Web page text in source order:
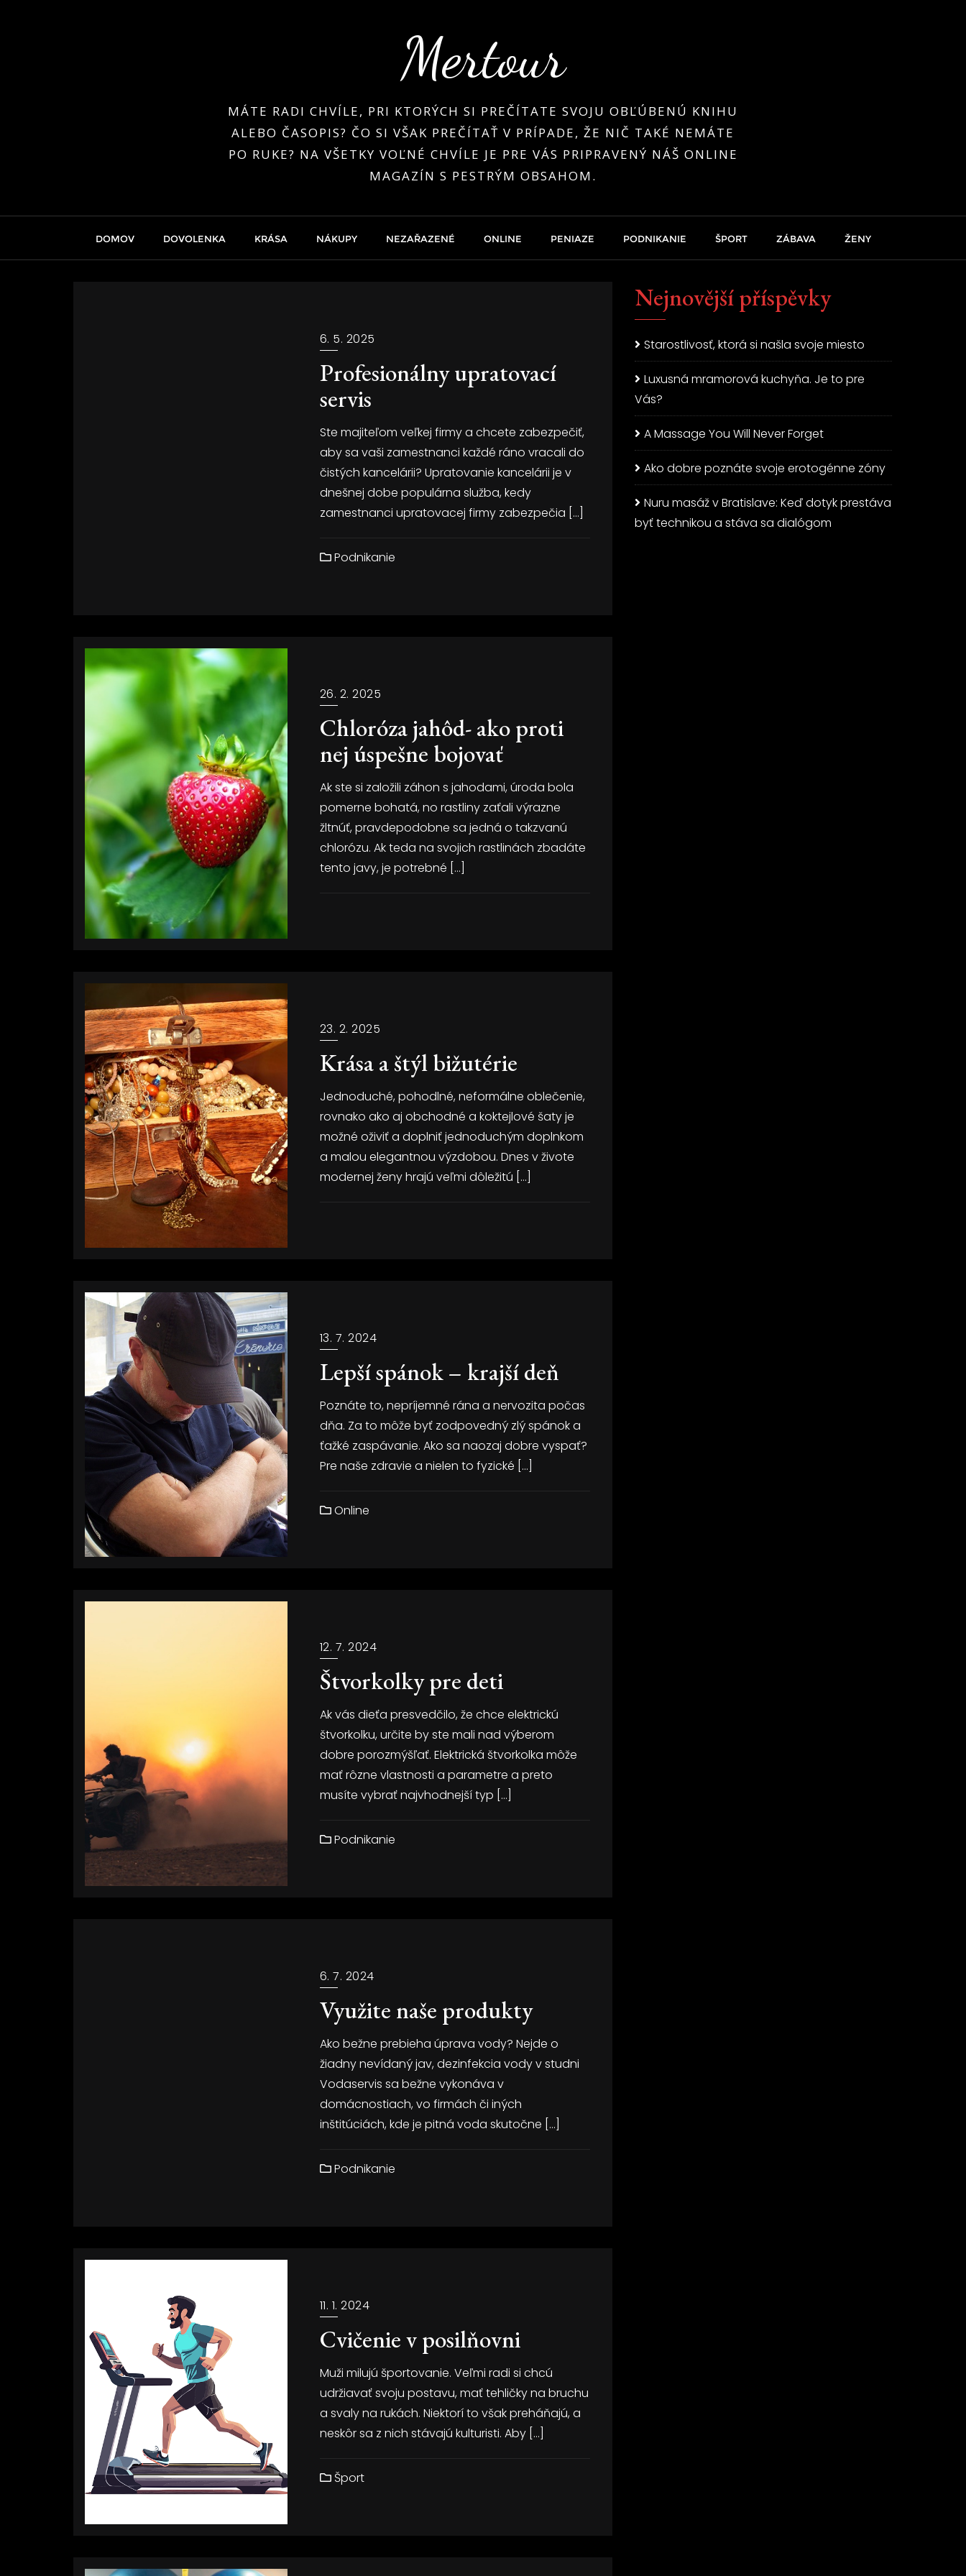
Mertour
MÁTE RADI CHVÍLE, PRI KTORÝCH SI PREČÍTATE SVOJU OBĽÚBENÚ KNIHU
ALEBO ČASOPIS? ČO SI VŠAK PREČÍTAŤ V PRÍPADE, ŽE NIČ TAKÉ NEMÁTE
PO RUKE? NA VŠETKY VOĽNÉ CHVÍLE JE PRE VÁS PRIPRAVENÝ NÁŠ ONLINE
MAGAZÍN S PESTRÝM OBSAHOM.
DOMOV DOVOLENKA KRÁSA NÁKUPY NEZAŘAZENÉ ONLINE PENIAZE PODNIKANIE ŠPORT ZÁBAVA ŽENY
6. 5. 2025
Profesionálny upratovací
servis
Ste majiteľom veľkej firmy a chcete zabezpečiť,
aby sa vaši zamestnanci každé ráno vracali do
čistých kancelárii? Upratovanie kancelárii je v
dnešnej dobe populárna služba, kedy
zamestnanci upratovacej firmy zabezpečia […]
Podnikanie
26. 2. 2025
Chloróza jahôd- ako proti
nej úspešne bojovať
Ak ste si založili záhon s jahodami, úroda bola
pomerne bohatá, no rastliny zaťali výrazne
žltnúť, pravdepodobne sa jedná o takzvanú
chlorózu. Ak teda na svojich rastlinách zbadáte
tento javy, je potrebné […]
23. 2. 2025
Krása a štýl bižutérie
Jednoduché, pohodlné, neformálne oblečenie,
rovnako ako aj obchodné a koktejlové šaty je
možné oživiť a doplniť jednoduchým doplnkom
a malou elegantnou výzdobou. Dnes v živote
modernej ženy hrajú veľmi dôležitú […]
13. 7. 2024
Lepší spánok – krajší deň
Poznáte to, nepríjemné rána a nervozita počas
dňa. Za to môže byť zodpovedný zlý spánok a
ťažké zaspávanie. Ako sa naozaj dobre vyspať?
Pre naše zdravie a nielen to fyzické […]
Online
12. 7. 2024
Štvorkolky pre deti
Ak vás dieťa presvedčilo, že chce elektrickú
štvorkolku, určite by ste mali nad výberom
dobre porozmýšľať. Elektrická štvorkolka môže
mať rôzne vlastnosti a parametre a preto
musíte vybrať najvhodnejší typ […]
Podnikanie
6. 7. 2024
Využite naše produkty
Ako bežne prebieha úprava vody? Nejde o
žiadny nevídaný jav, dezinfekcia vody v studni
Vodaservis sa bežne vykonáva v
domácnostiach, vo firmách či iných
inštitúciách, kde je pitná voda skutočne […]
Podnikanie
11. 1. 2024
Cvičenie v posilňovni
Muži milujú športovanie. Veľmi radi si chcú
udržiavať svoju postavu, mať tehličky na bruchu
a svaly na rukách. Niektorí to však preháňajú, a
neskôr sa z nich stávajú kulturisti. Aby […]
Šport
Nejnovější příspěvky
Starostlivosť, ktorá si našla svoje miesto
Luxusná mramorová kuchyňa. Je to pre
Vás?
A Massage You Will Never Forget
Ako dobre poznáte svoje erotogénne zóny
Nuru masáž v Bratislave: Keď dotyk prestáva
byť technikou a stáva sa dialógom